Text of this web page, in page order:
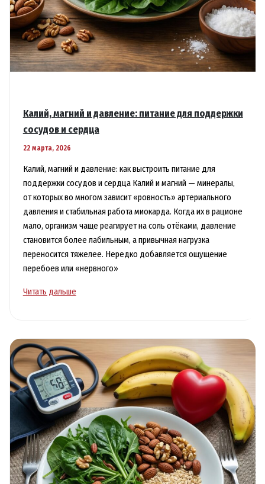
Калий, магний и давление: питание для поддержки
сосудов и сердца
22 марта, 2026
Калий, магний и давление: как выстроить питание для
поддержки сосудов и сердца Калий и магний — минералы,
от которых во многом зависит «ровность» артериального
давления и стабильная работа миокарда. Когда их в рационе
мало, организм чаще реагирует на соль отёками, давление
становится более лабильным, а привычная нагрузка
переносится тяжелее. Нередко добавляется ощущение
перебоев или «нервного»
Калий,
питание
для
поддержки
сосудов
и
Читать дальше